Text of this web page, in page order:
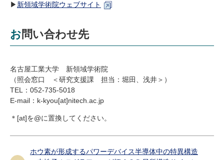
▶ 新領域学術院ウェブサイト
お問い合わせ先
名古屋工業大学 新領域学術院
（照会窓口 ＜研究支援課 担当：堀田、浅井＞）
TEL：052-735-5018
E-mail：k-kyou[at]nitech.ac.jp
＊[at]を@に置換してください。
ホウ素が形成するパワーデバイス半導体中の特異構造